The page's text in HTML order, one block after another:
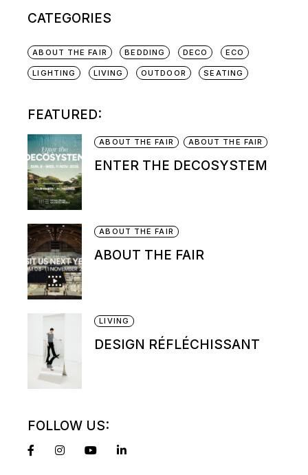
CATEGORIES
ABOUT THE FAIR BEDDING DECO ECO
LIGHTING LIVING OUTDOOR SEATING
FEATURED:
ABOUT THE FAIR ABOUT THE FAIR
ENTER THE DECOSYSTEM
ABOUT THE FAIR
ABOUT THE FAIR
LIVING
DESIGN RÉFLÉCHISSANT
FOLLOW US: